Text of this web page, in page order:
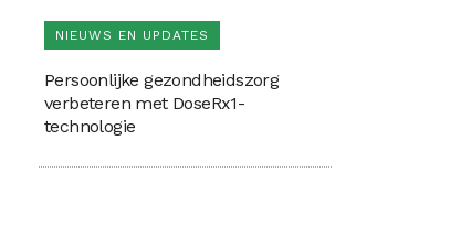
NIEUWS EN UPDATES
Persoonlijke gezondheidszorg
verbeteren met DoseRx1-
technologie